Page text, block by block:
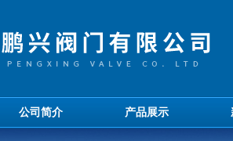
公司简介 产品展示